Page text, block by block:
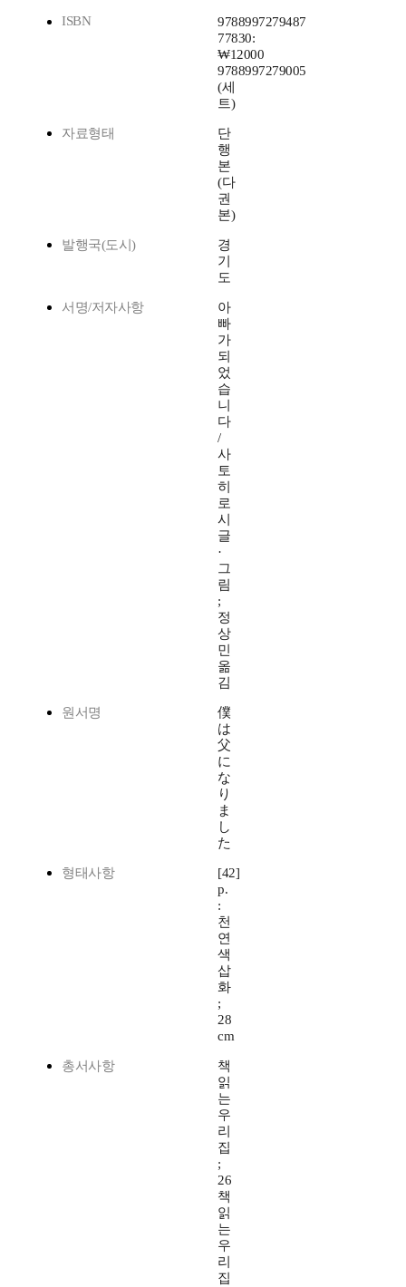
ISBN
9788997279487
77830:
₩12000
9788997279005
(세
트)
자료형태
단
행
본
(다
권
본)
발행국(도시)
경
기
도
서명/저자사항
아
빠
가
되
었
습
니
다
/
사
토
히
로
시
글
·
그
림
;
정
상
민
옮
김
원서명
僕
は
父
に
な
り
ま
し
た
형태사항
[42]
p.
:
천
연
색
삽
화
;
28
cm
총서사항
책
읽
는
우
리
집
;
26
책
읽
는
우
리
집